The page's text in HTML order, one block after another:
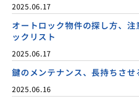
2025.06.17
オートロック物件の探し方、注
ックリスト
2025.06.17
鍵のメンテナンス、長持ちさせ
2025.06.16